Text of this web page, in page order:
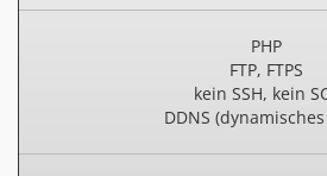
PHP
FTP, FTPS
kein SSH, kein
DDNS (dynamisches